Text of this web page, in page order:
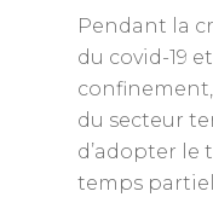
Pendant la
du covid-19
du secteur
d’adopter le
temps